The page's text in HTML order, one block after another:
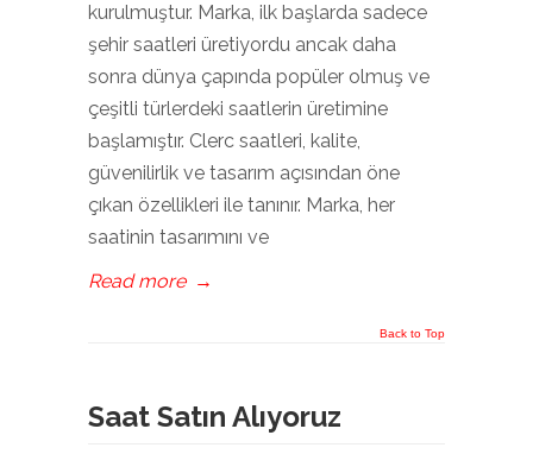
kurulmuştur. Marka, ilk başlarda sadece
şehir saatleri üretiyordu ancak daha
sonra dünya çapında popüler olmuş ve
çeşitli türlerdeki saatlerin üretimine
başlamıştır. Clerc saatleri, kalite,
güvenilirlik ve tasarım açısından öne
çıkan özellikleri ile tanınır. Marka, her
saatinin tasarımını ve
Read more →
Back to Top
Saat Satın Alıyoruz